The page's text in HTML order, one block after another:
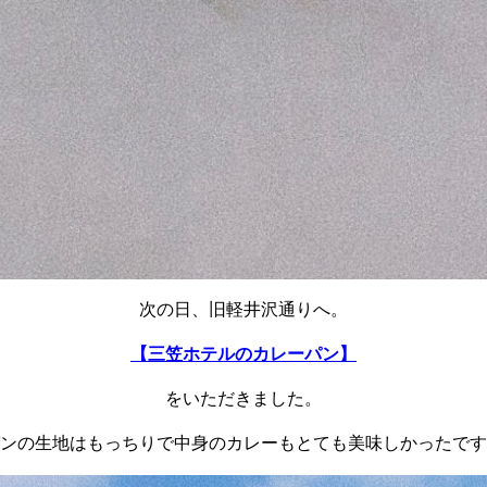
次の日、旧軽井沢通りへ。
【三笠ホテルのカレーパン】
をいただきました。
の生地はもっちりで中身のカレーもとても美味しかったで